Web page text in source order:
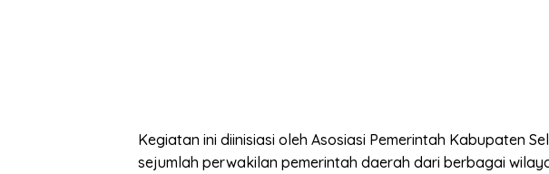
Kegiatan ini diinisiasi oleh Asosiasi Pemerintah Kabupaten
sejumlah perwakilan pemerintah daerah dari berbagai